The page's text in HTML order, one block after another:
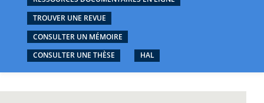
TROUVER UNE REVUE
CONSULTER UN MÉMOIRE
CONSULTER UNE THÈSE
HAL